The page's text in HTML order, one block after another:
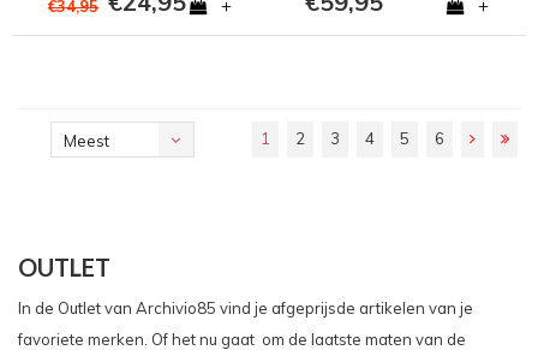
€34,95 + +
Meest
1 2 3 4 5 6
OUTLET
In de Outlet van Archivio85 vind je afgeprijsde artikelen van je
favoriete merken. Of het nu gaat om de laatste maten van de